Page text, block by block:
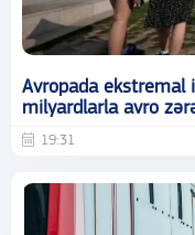
Avropada ekstremal
milyardlarla avro
19:31